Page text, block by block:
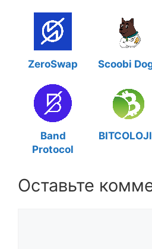
ZeroSwap Scoobi
Band
Protocol
Оставьте